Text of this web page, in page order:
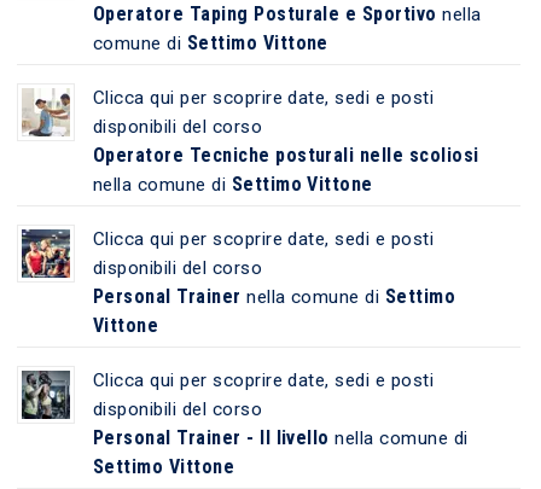
Operatore Taping Posturale e Sportivo nella
comune di Settimo Vittone
Clicca qui per scoprire date, sedi e posti
disponibili del corso
Operatore Tecniche posturali nelle scoliosi
nella comune di Settimo Vittone
Clicca qui per scoprire date, sedi e posti
disponibili del corso
Personal Trainer nella comune di Settimo
Vittone
Clicca qui per scoprire date, sedi e posti
disponibili del corso
Personal Trainer - II livello nella comune di
Settimo Vittone